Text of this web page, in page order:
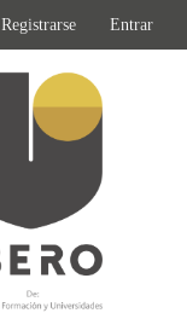
Registrarse Entrar